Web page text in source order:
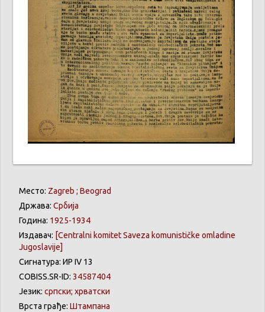
Место: Zagreb ; Beograd
Држава: Србија
Година: 1925-1934
Издавач: [Centralni komitet Saveza komunističke omladine
Jugoslavije]
Сигнатура: ИР IV 13
COBISS.SR-ID: 34587404
Језик: српски; хрватски
Врста грађе: Штампана